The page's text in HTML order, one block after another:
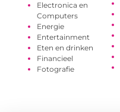
Electronica en
Computers
Energie
Entertainment
Eten en drinken
Financieel
Fotografie